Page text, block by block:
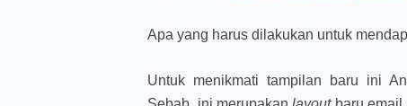
Apa yang harus dilakukan untuk
Untuk menikmati tampilan baru ini